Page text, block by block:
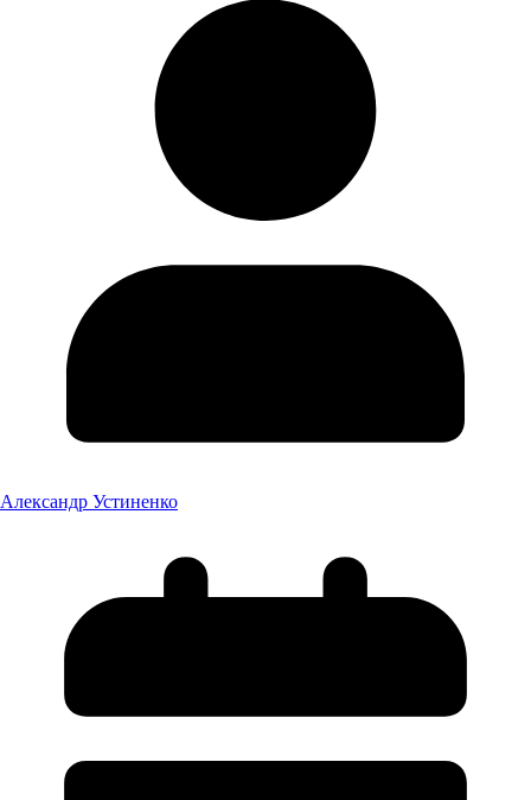
Александр Устиненко